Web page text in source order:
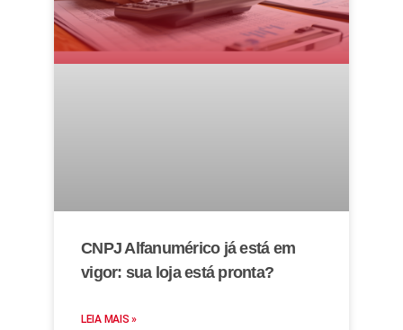
CNPJ Alfanumérico já está em
vigor: sua loja está pronta?
LEIA MAIS »